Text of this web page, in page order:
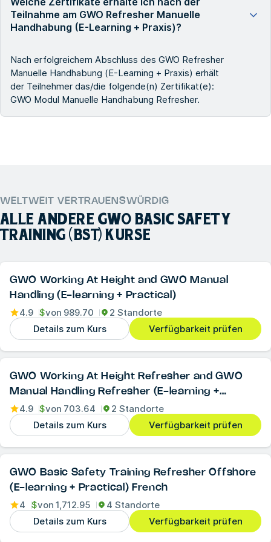
Teilnahme am GWO Refresher Manuelle
Handhabung (E-Learning + Praxis)?
Nach erfolgreichem Abschluss des GWO Refresher
Manuelle Handhabung (E-Learning + Praxis) erhält
der Teilnehmer das/die folgende(n) Zertifikat(e):
GWO Modul Manuelle Handhabung Refresher.
WELTWEIT VERTRAUENSWÜRDIG
ALLE ANDERE GWO BASIC SAFETY
TRAINING (BST) KURSE
GWO Working At Height and GWO Manual
Handling (E-learning + Practical)
4.9 $von 989.70
2 Standorte
Details zum Kurs
Verfügbarkeit prüfen
GWO Working At Height Refresher and GWO
Manual Handling Refresher (E-learning +
Practical)
4.9 $von 703.64
2 Standorte
Details zum Kurs
Verfügbarkeit prüfen
GWO Basic Safety Training Refresher Offshore
(E-learning + Practical) French
4 $von 1,712.95
4 Standorte
Details zum Kurs
Verfügbarkeit prüfen